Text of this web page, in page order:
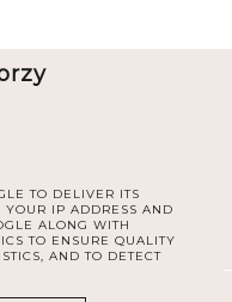
TO DELIVER ITS
YOUR IP ADDRESS AND
ALONG WITH
TO ENSURE QUALITY
AND TO DETECT